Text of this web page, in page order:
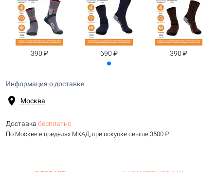
390 ₽ 690 ₽ 390 ₽
Информация о доставке
location_on Москва
Доставка бесплатно
По Москве в пределах МКАД, при покупке свыше 3500 ₽